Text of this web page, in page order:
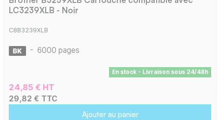
LC3239XLB - Noir
C8B3239XLB
- 6000 pages
En stock - Livraison sous 24/48h
24,85 € HT
29,82 € TTC
Ajouter au panier